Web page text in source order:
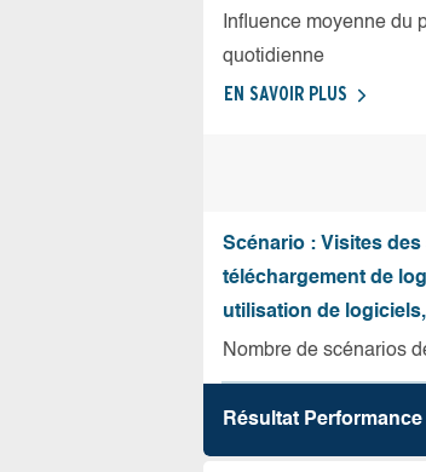
Influence moyenne du
quotidienne
EN SAVOIR PLUS
Scénario : Visites
téléchargement de
utilisation de
Nombre de scénarios
Résultat Performance